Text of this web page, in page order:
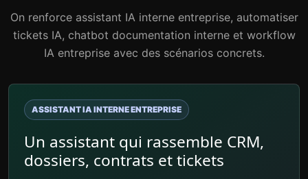
On renforce assistant IA interne entreprise, automatiser
tickets IA, chatbot documentation interne et workflow
IA entreprise avec des scénarios concrets.
ASSISTANT IA INTERNE ENTREPRISE
Un assistant qui rassemble CRM,
dossiers, contrats et tickets